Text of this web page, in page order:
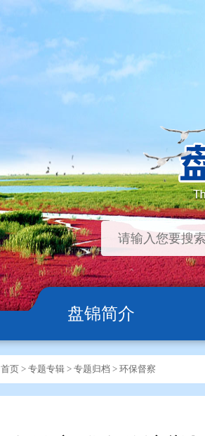
盘锦简介
首页 > 专题专辑 > 专题归档 > 环保督察